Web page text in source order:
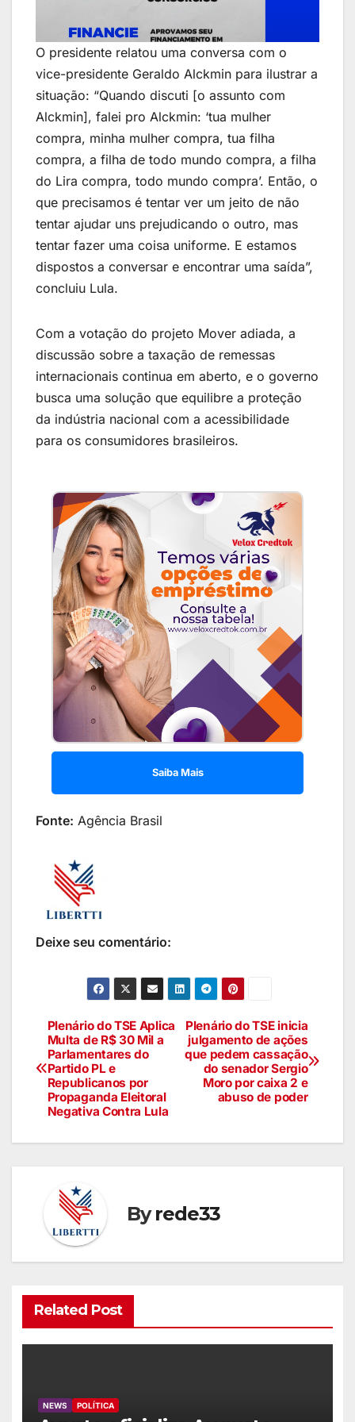
O presidente relatou uma conversa com o
vice-presidente Geraldo Alckmin para ilustrar a
situação: “Quando discuti [o assunto com
Alckmin], falei pro Alckmin: ‘tua mulher
compra, minha mulher compra, tua filha
compra, a filha de todo mundo compra, a filha
do Lira compra, todo mundo compra’. Então, o
que precisamos é tentar ver um jeito de não
tentar ajudar uns prejudicando o outro, mas
tentar fazer uma coisa uniforme. E estamos
dispostos a conversar e encontrar uma saída”,
concluiu Lula.
Com a votação do projeto Mover adiada, a
discussão sobre a taxação de remessas
internacionais continua em aberto, e o governo
busca uma solução que equilibre a proteção
da indústria nacional com a acessibilidade
para os consumidores brasileiros.
Saiba Mais
Fonte: Agência Brasil
Deixe seu comentário:
Plenário do TSE inicia
julgamento de ações
que pedem cassação
do senador Sergio
Moro por caixa 2 e
abuso de poder
Plenário do TSE Aplica
Multa de R$ 30 Mil a
Parlamentares do
Partido PL e
Republicanos por
Propaganda Eleitoral
Negativa Contra Lula
Byrede33
Related Post
NEWS POLÍTICA